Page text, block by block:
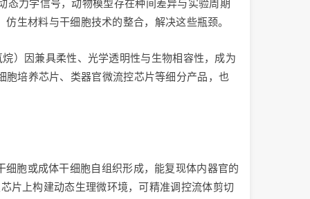
态力学信号，动物模型存在种间差异与实验周期
生材料与干细胞技术的整合，解决这些瓶颈。
）因兼具柔性、光学透明性与生物相容性，成为
培养芯片、类器官微流控芯片等细分产品，也
细胞或成体干细胞自组织形成，能复现体内器官的
片上构建动态生理微环境，可精准调控流体剪切